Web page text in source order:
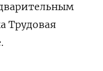
Трудовая